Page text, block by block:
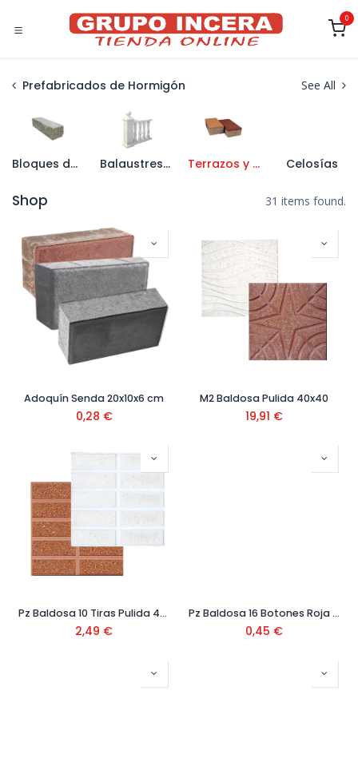
0
Prefabricados de Hormigón See All
Bloques de Hormigón Balaustres y Pasamanos Terrazos y Aceras Celosías
Shop 31 items found.
Adoquín Senda 20x10x6 cm
0,28 €
M2 Baldosa Pulida 40x40
19,91 €
Pz Baldosa 10 Tiras Pulida 40x40 Ref.510
2,49 €
Pz Baldosa 16 Botones Roja 20x20 Ref.16-C
0,45 €